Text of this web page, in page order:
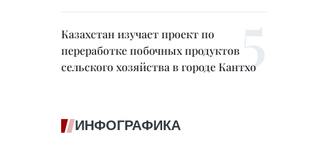
Казахстан изучает проект по
переработке побочных продуктов
сельского хозяйства в городе Кантхо
ИНФОГРАФИКА